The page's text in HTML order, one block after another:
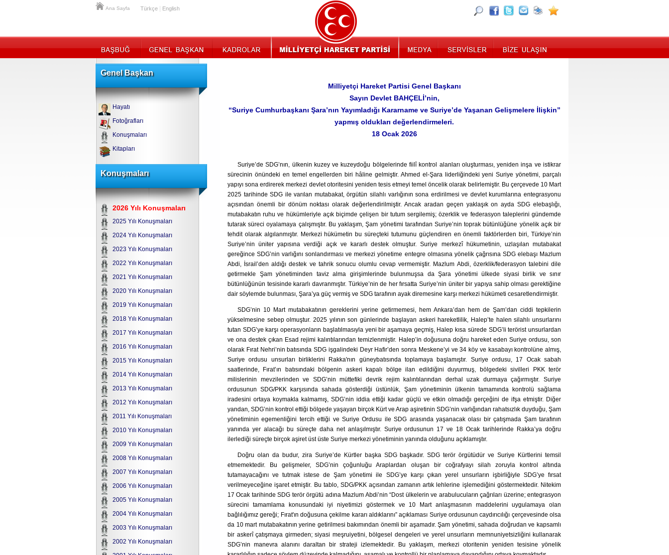
Ana Sayfa Türkçe English
Genel Başkan
Hayatı
Fotoğrafları
Konuşmaları
Kitapları
Konuşmaları
2026 Yılı Konuşmaları
2025 Yılı Konuşmaları
2024 Yılı Konuşmaları
2023 Yılı Konuşmaları
2022 Yılı Konuşmaları
2021 Yılı Konuşmaları
2020 Yılı Konuşmaları
2019 Yılı Konuşmaları
2018 Yılı Konuşmaları
2017 Yılı Konuşmaları
2016 Yılı Konuşmaları
2015 Yılı Konuşmaları
2014 Yılı Konuşmaları
2013 Yılı Konuşmaları
2012 Yılı Konuşmaları
2011 Yılı Konuşmaları
2010 Yılı Konuşmaları
2009 Yılı Konuşmaları
2008 Yılı Konuşmaları
2007 Yılı Konuşmaları
2006 Yılı Konuşmaları
2005 Yılı Konuşmaları
2004 Yılı Konuşmaları
2003 Yılı Konuşmaları
2002 Yılı Konuşmaları
Milliyetçi Hareket Partisi Genel Başkanı
Sayın Devlet BAHÇELİ’nin,
“Suriye Cumhurbaşkanı Şara’nın Yayımladığı Kararname ve Suriye’de Yaşanan Gelişmelere İlişkin”
yapmış oldukları değerlendirmeleri.
18 Ocak 2026
Suriye’de SDG’nın, ülkenin kuzey ve kuzeydoğu bölgelerinde fiilî kontrol alanları oluşturması, yeniden inşa ve istikrar
sürecinin önündeki en temel engellerden biri hâline gelmiştir. Ahmed el-Şara liderliğindeki yeni Suriye yönetimi, parçalı
yapıyı sona erdirerek merkezi devlet otoritesini yeniden tesis etmeyi temel öncelik olarak belirlemiştir. Bu çerçevede 10 Mart
2025 tarihinde SDG ile varılan mutabakat, örgütün silahlı varlığının sona erdirilmesi ve devlet kurumlarına entegrasyonu
açısından önemli bir dönüm noktası olarak değerlendirilmiştir. Ancak aradan geçen yaklaşık on ayda SDG elebaşlığı,
mutabakatın ruhu ve hükümleriyle açık biçimde çelişen bir tutum sergilemiş; özerklik ve federasyon taleplerini gündemde
tutarak süreci oyalamaya çalışmıştır. Bu yaklaşım, Şam yönetimi tarafından Suriye’nin toprak bütünlüğüne yönelik açık bir
tehdit olarak algılanmıştır. Merkezi hükümetin bu süreçteki tutumunu güçlendiren en önemli faktörlerden biri, Türkiye’nin
Suriye’nin üniter yapısına verdiği açık ve kararlı destek olmuştur. Suriye merkezî hükumetinin, uzlaşılan mutabakat
gereğince SDG’nin varlığını sonlandırması ve merkezi yönetime entegre olmasına yönelik çağrısına SDG elebaşı Mazlum
Abdi, İsrail’den aldığı destek ve tahrik sonucu olumlu cevap vermemiştir. Mazlum Abdi, özerklik/federasyon talebini dile
getirmekle Şam yönetiminden taviz alma girişimlerinde bulunmuşsa da Şara yönetimi ülkede siyasi birlik ve sınır
bütünlüğünün tesisinde kararlı davranmıştır. Türkiye’nin de her fırsatta Suriye’nin üniter bir yapıya sahip olması gerektiğine
dair söylemde bulunması, Şara’ya güç vermiş ve SDG tarafının ayak diremesine karşı merkezi hükümeti cesaretlendirmiştir.
SDG’nin 10 Mart mutabakatının gereklerini yerine getirmemesi, hem Ankara’dan hem de Şam’dan ciddi tepkilerin
yükselmesine sebep olmuştur. 2025 yılının son günlerinde başlayan askeri hareketlilik, Halep’te halen silahlı unsurlarını
tutan SDG’ye karşı operasyonların başlatılmasıyla yeni bir aşamaya geçmiş, Halep kısa sürede SDG’li terörist unsurlardan
ve ona destek çıkan Esad rejimi kalıntılarından temizlenmiştir. Halep’in doğusuna doğru hareket eden Suriye ordusu, son
olarak Fırat Nehri’nin batısında SDG işgalindeki Deyr Hafir’den sonra Meskene’yi ve 34 köy ve kasabayı kontrolüne almış,
Suriye ordusu unsurları birliklerini Rakka'nın güneybatısında toplamaya başlamıştır. Suriye ordusu, 17 Ocak sabah
saatlerinde, Fırat’ın batısındaki bölgenin askeri kapalı bölge ilan edildiğini duyurmuş, bölgedeki sivilleri PKK terör
milislerinin mevzilerinden ve SDG’nin müttefiki devrik rejim kalıntılarından derhal uzak durmaya çağırmıştır. Suriye
ordusunun SDG/PKK karşısında sahada gösterdiği üstünlük, Şam yönetiminin ülkenin tamamında kontrolü sağlama
iradesini ortaya koymakla kalmamış, SDG’nin iddia ettiği kadar güçlü ve etkin olmadığı gerçeğini de ifşa etmiştir. Diğer
yandan, SDG’nin kontrol ettiği bölgede yaşayan birçok Kürt ve Arap aşiretinin SDG’nin varlığından rahatsızlık duyduğu, Şam
yönetiminin egemenliğini tercih ettiği ve Suriye Ordusu ile SDG arasında yaşanacak olası bir çatışmada Şam tarafının
yanında yer alacağı bu süreçte daha net anlaşılmıştır. Suriye ordusunun 17 ve 18 Ocak tarihlerinde Rakka’ya doğru
ilerlediği süreçte birçok aşiret üst üste Suriye merkezi yönetiminin yanında olduğunu açıklamıştır.
Doğru olan da budur, zira Suriye’de Kürtler başka SDG başkadır. SDG terör örgütüdür ve Suriye Kürtlerini temsil
etmemektedir. Bu gelişmeler, SDG’nin çoğunluğu Araplardan oluşan bir coğrafyayı silah zoruyla kontrol altında
tutamayacağını ve tutmak istese de Şam yönetimi ile SDG’ye karşı çıkan yerel unsurların işbirliğiyle SDG’ye fırsat
verilmeyeceğine işaret etmiştir. Bu tablo, SDG/PKK açısından zamanın artık lehlerine işlemediğini göstermektedir. Nitekim
17 Ocak tarihinde SDG terör örgütü adına Mazlum Abdi’nin “Dost ülkelerin ve arabulucuların çağrıları üzerine; entegrasyon
sürecini tamamlama konusundaki iyi niyetimizi göstermek ve 10 Mart anlaşmasının maddelerini uygulamaya olan
bağlılığımız gereği; Fırat'ın doğusuna çekilme kararı aldıklarını” açıklaması Suriye ordusunun caydırıcılığı çerçevesinde olsa
da 10 mart mutabakatının yerine getirilmesi bakımından önemli bir aşamadır. Şam yönetimi, sahada doğrudan ve kapsamlı
bir askerî çatışmaya girmeden; siyasi meşruiyetini, bölgesel dengeleri ve yerel unsurların memnuniyetsizliğini kullanarak
SDG’nin manevra alanını daraltan bir strateji izlemektedir. Bu yaklaşım, merkezi otoritenin yeniden tesisine yönelik